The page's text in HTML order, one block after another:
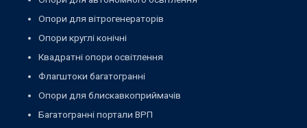
Опори для вітрогенераторів
Опори круглі конічні
Квадратні опори освітлення
Флагштоки багатогранні
Опори для блискавкоприймачів
Багатогранні портали ВРП